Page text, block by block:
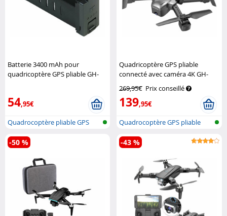
Batterie 3400 mAh pour
quadricoptère GPS pliable GH-
54,95€
Quadrocoptère pliable GPS
sans fil...
Quadricoptère GPS pliable
connecté avec caméra 4K GH-
269,95€ Prix conseillé
139,95€
Quadrocoptère GPS pliable
avec camé...
-50 % -43 %